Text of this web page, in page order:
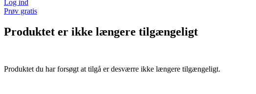
Log ind
Prøv gratis
Produktet er ikke længere tilgængeligt
Produktet du har forsøgt at tilgå er desværre ikke længere tilgængeligt.